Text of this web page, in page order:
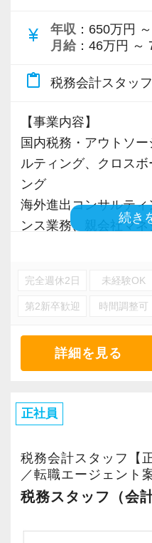
currency_yen 年収 ：650万円
月給 ：46万円 ～
content_paste 税務会計スタッフ
【事業内容】
国内税務・アウトソ
ルティング、クロス
ング
海外進出コンサルテ
ンス業務、親会社マ
す。
続き
完全週休2日 未経験OK
第2新卒歓迎 時間調整可
詳細を見る
正社員
税務会計スタッフ【
／転職エージェント
税務スタッフ（会